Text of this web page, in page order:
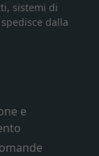
sistemi di
dalla
e